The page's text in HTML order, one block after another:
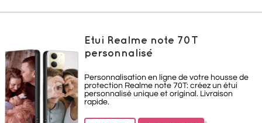
Etui Realme note 70T
personnalisé
Personnalisation en ligne de votre housse de
protection Realme note 70T: créez un étui
personnalisé unique et original. Livraison
rapide.